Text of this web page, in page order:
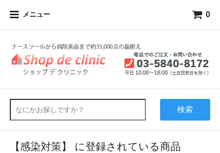
メニュー 0
検索
【感染対策】 に登録されている商品